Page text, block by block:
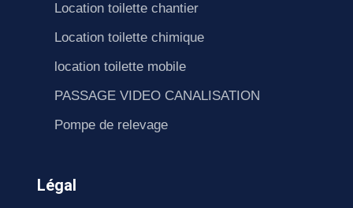
Location toilette chantier
Location toilette chimique
location toilette mobile
PASSAGE VIDEO CANALISATION
Pompe de relevage
Légal